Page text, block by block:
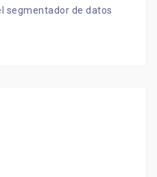
segmentador de datos